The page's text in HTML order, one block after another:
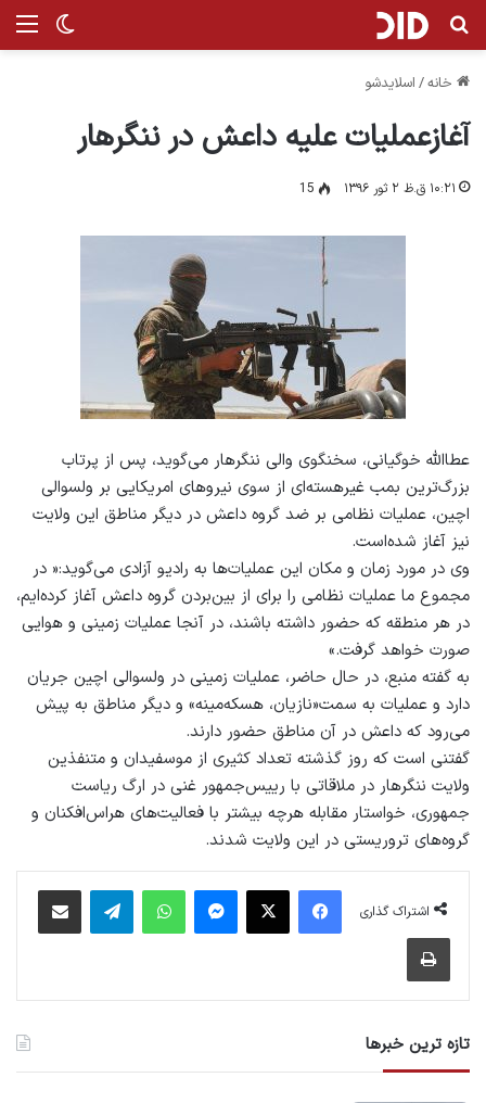
تغییر جستجو برای
خانه/ اسلایدشو
آغازعملیات علیه داعش در ننگرهار
۱۰:۲۱ ق.ظ ۲ ثور ۱۳۹۶ 15
عطاالله خوگیانی، سخنگوی والی ننگرهار می‌گوید، پس از پرتاب
بزرگ‌ترین بمب غیرهسته‌‌ای از سوی نیروهای امریکایی بر ولسوالی
اچین، عملیات نظامی بر ضد گروه داعش در دیگر مناطق این ولایت
نیز آغاز شده‌است.
وی در مورد زمان و مکان این عملیات‌ها به رادیو آزادی می‌گوید:« در
مجموع ما عمليات نظامى را براى از بين‌بردن گروه داعش آغاز کرده‌ايم،
در هر منطقه که حضور داشته باشند، در آنجا عمليات زمينی و هوايی
صورت خواهد گرفت.»
به گفته منبع، در حال حاضر، عمليات زمينى در ولسوالى اچين جريان
دارد و عمليات به سمت«نازيان، هسکه‌مينه» و دیگر مناطق به پيش
مى‌رود که داعش در آن مناطق حضور دارند.
گفتنی است که روز گذشته تعداد کثیری از موسفیدان و متنفذین
ولایت ننگرهار در ملاقاتی با رییس‌جمهور غنی در ارگ ریاست
جمهوری، خواستار مقابله هرچه بیشتر با فعالیت‌های هراس‌افکنان و
گروه‌های تروریستی در این ولایت شدند.
اشتراک گذاری
فیس بوک پیام رسان واتس آپ
تازه ترین خبرها